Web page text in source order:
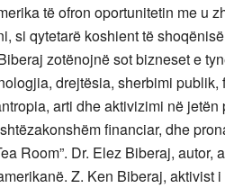
të ofron oportunitetin me u
si qytetarë koshient të
zotënojnë sot bizneset e
drejtësia, sherbimi
arti dhe aktivizimi në
financiar, dhe
Room”. Dr. Elez Biberaj,
Z. Ken Biberaj, aktivist